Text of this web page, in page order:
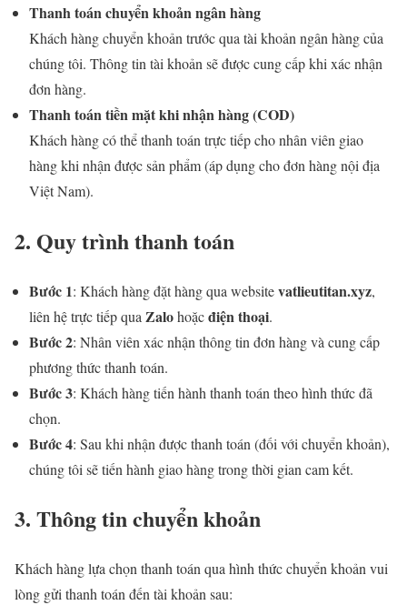
Thanh toán chuyển khoản ngân hàng
Khách hàng chuyển khoản trước qua tài khoản ngân hàng của
chúng tôi. Thông tin tài khoản sẽ được cung cấp khi xác nhận
đơn hàng.
Thanh toán tiền mặt khi nhận hàng (COD)
Khách hàng có thể thanh toán trực tiếp cho nhân viên giao
hàng khi nhận được sản phẩm (áp dụng cho đơn hàng nội địa
Việt Nam).
2. Quy trình thanh toán
Bước 1: Khách hàng đặt hàng qua websitevatlieutitan.xyz,
liên hệ trực tiếp qua Zalohoặcđiện thoại.
Bước 2: Nhân viên xác nhận thông tin đơn hàng và cung cấp
phương thức thanh toán.
Bước 3: Khách hàng tiến hành thanh toán theo hình thức đã
chọn.
Bước 4: Sau khi nhận được thanh toán (đối với chuyển khoản),
chúng tôi sẽ tiến hành giao hàng trong thời gian cam kết.
3. Thông tin chuyển khoản
Khách hàng lựa chọn thanh toán qua hình thức chuyển khoản vui
lòng gửi thanh toán đến tài khoản sau: